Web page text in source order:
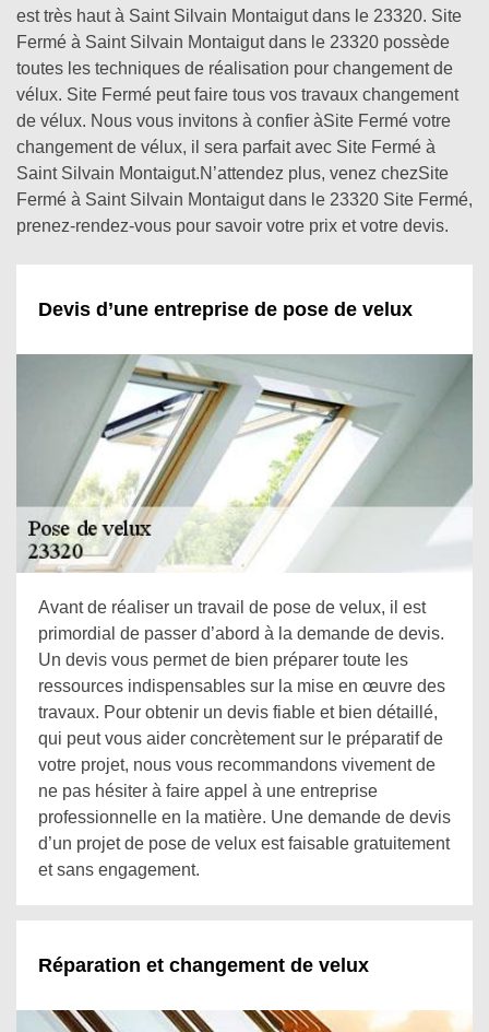
est très haut à Saint Silvain Montaigut dans le 23320. Site
Fermé à Saint Silvain Montaigut dans le 23320 possède
toutes les techniques de réalisation pour changement de
vélux. Site Fermé peut faire tous vos travaux changement
de vélux. Nous vous invitons à confier àSite Fermé votre
changement de vélux, il sera parfait avec Site Fermé à
Saint Silvain Montaigut.N’attendez plus, venez chezSite
Fermé à Saint Silvain Montaigut dans le 23320 Site Fermé,
prenez-rendez-vous pour savoir votre prix et votre devis.
Devis d’une entreprise de pose de velux
Avant de réaliser un travail de pose de velux, il est
primordial de passer d’abord à la demande de devis.
Un devis vous permet de bien préparer toute les
ressources indispensables sur la mise en œuvre des
travaux. Pour obtenir un devis fiable et bien détaillé,
qui peut vous aider concrètement sur le préparatif de
votre projet, nous vous recommandons vivement de
ne pas hésiter à faire appel à une entreprise
professionnelle en la matière. Une demande de devis
d’un projet de pose de velux est faisable gratuitement
et sans engagement.
Réparation et changement de velux